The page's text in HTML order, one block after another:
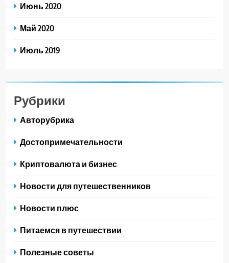
Июнь 2020
Май 2020
Июль 2019
Рубрики
Авторубрика
Достопримечательности
Криптовалюта и бизнес
Новости для путешественников
Новости плюс
Питаемся в путешествии
Полезные советы